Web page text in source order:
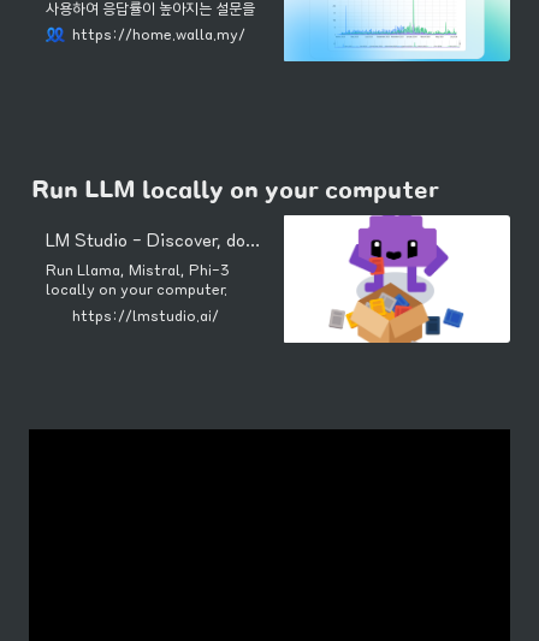
사용하여 응답률이 높아지는 설문을
만들고, 인공지능으로 분석하세요. 설
문 제작부터 자동 분석, 응답자 보상까
https://home.walla.my/
Run LLM locally on your computer
LM Studio - Discover, download, and run local LLMs
Run Llama, Mistral, Phi-3
locally on your computer.
https://lmstudio.ai/